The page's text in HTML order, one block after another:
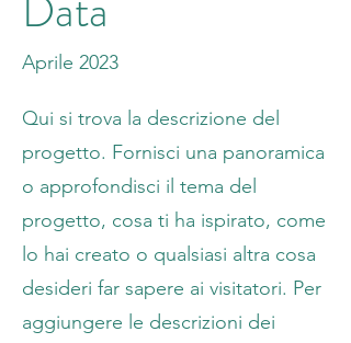
Aprile 2023
Qui si trova la descrizione del
progetto. Fornisci una panoramica
o approfondisci il tema del
progetto, cosa ti ha ispirato, come
lo hai creato o qualsiasi altra cosa
desideri far sapere ai visitatori. Per
aggiungere le descrizioni dei